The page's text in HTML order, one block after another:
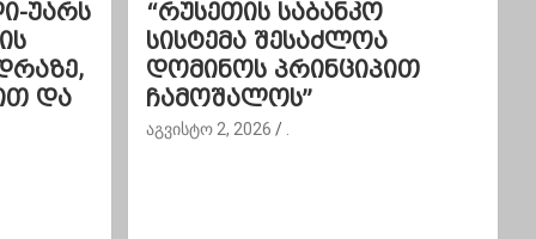
უარს
და
“რუსეთის საბანკო
სისტემა შესაძლოა
დომინოს პრინციპით
ჩამოშალოს”
აგვისტო 2, 2026